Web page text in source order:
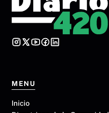
MENU
Inicio